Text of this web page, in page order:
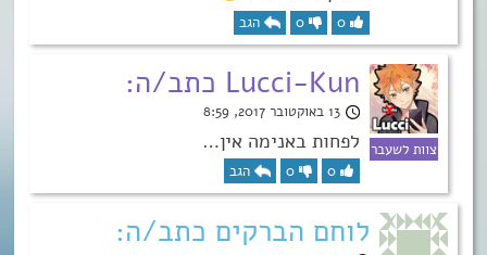
0
0 הגב
Lucci-Kun כתב/ה:
13 באוקטובר 2017, 8:59
לפחות באנימה אין…
0
0 הגב
לוחם הברקים כתב/ה: